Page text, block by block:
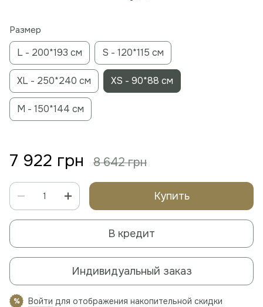
Размер
L - 200*193 см S - 120*115 см
XL - 250*240 см XS - 90*88 см
М - 150*144 см
7 922 грн 8 642 грн
Купить
В кредит
Индивидуальный заказ
% Войти для отображения накопительной скидки